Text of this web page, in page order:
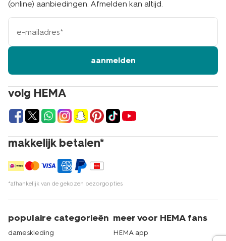
volg HEMA
makkelijk betalen*
*afhankelijk van de gekozen bezorgopties
(online) aanbiedingen. Afmelden kan altijd.
e-
mailadres
aanmelden
populaire categorieën
dameskleding
meer voor HEMA fans
HEMA app